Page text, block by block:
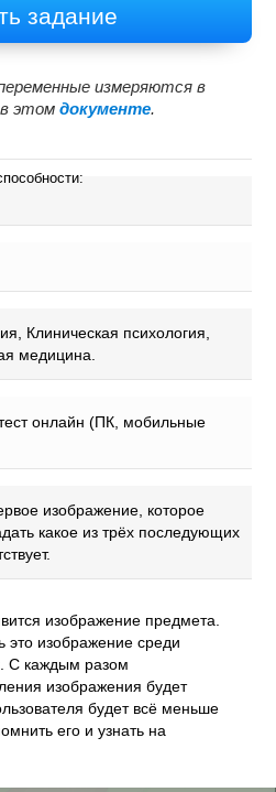
задание
измеряются в
в этомдокументе.
Клиническая психология,
медицина.
онлайн (ПК, мобильные
изображение, которое
какое из трёх последующих
изображение предмета.
это изображение среди
С каждым разом
изображения будет
будет всё меньше
его и узнать на